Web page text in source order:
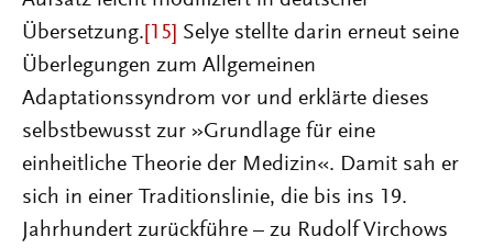
Übersetzung. [15] Selye stellte darin erneut seine
Überlegungen zum Allgemeinen
Adaptationssyndrom vor und erklärte dieses
selbstbewusst zur »Grundlage für eine
einheitliche Theorie der Medizin«. Damit sah er
sich in einer Traditionslinie, die bis ins 19.
Jahrhundert zurückführe – zu Rudolf Virchows